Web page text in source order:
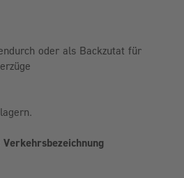
oder als Backzutat für